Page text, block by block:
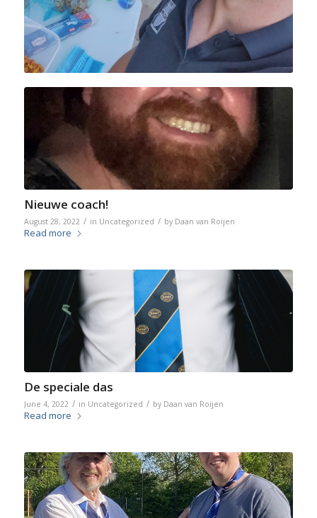
Nieuwe coach!
August 28, 2022 / in Uncategorized / by Daan van Roijen
Read more
De speciale das
June 4, 2022 / in Uncategorized / by Daan van Roijen
Read more